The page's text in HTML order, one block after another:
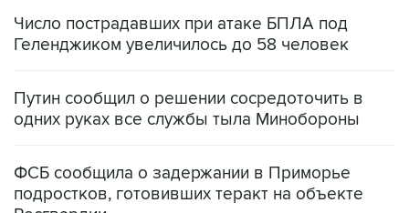
Путин сообщил о решении сосредоточить в
ФСБ сообщила о задержании в Приморье
Росгвардии